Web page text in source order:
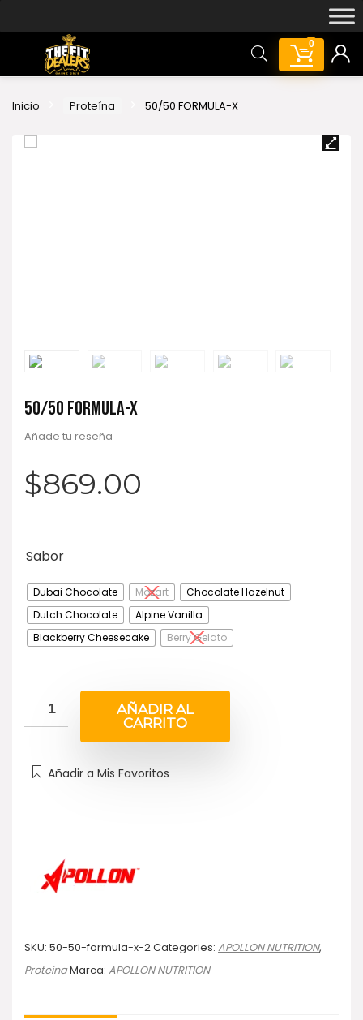
0
Inicio Proteína 50/50 FORMULA-X
50/50 FORMULA-X
Añade tu reseña
$869.00
Sabor
Dubai Chocolate Mozart
Chocolate Hazelnut
Dutch Chocolate
Alpine Vanilla
Blackberry Cheesecake
Berry Gelato
AÑADIR AL
CARRITO
Añadir a Mis Favoritos
SKU: 50-50-formula-x-2Categories: APOLLON NUTRITION,
ProteínaMarca: APOLLON NUTRITION